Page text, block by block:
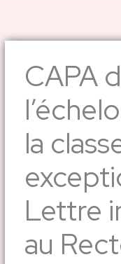
CAPA
la
Lettre
au